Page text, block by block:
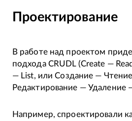
Проектирование
В работе над проектом
подхода CRUDL (Create —
— List, или Создание —
Редактирование — Удаление
Например, спроектировали